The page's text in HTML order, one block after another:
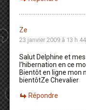
Ze
23 janvier 2009 à 13 h
Salut Delphine et
l’hibernation en ce
Bientôt en ligne mon
bientôtZe Chevalier
Répondre